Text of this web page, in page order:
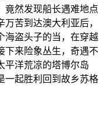
竟然发现船长遇难地点
苦到达澳大利亚后，
海盗头子的当，在穿越
下来险象丛生，奇遇不
平洋荒凉的塔博尔岛
一起胜利回到故乡苏格